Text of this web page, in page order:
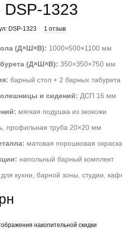
1323
DSP-1323 1 отзыв
(Д×Ш×В): 1000×500×1100 мм
(Д×Ш×В): 350×350×750 мм
барный стол + 2 барных табурета
и сидений: ДСП 16 мм
мягкая подушка из экокожи
профильная труба 20×20 мм
матовая порошковая окраска
напольный барный комплект
для кухни, барной зоны, студии,
накопительной скидки